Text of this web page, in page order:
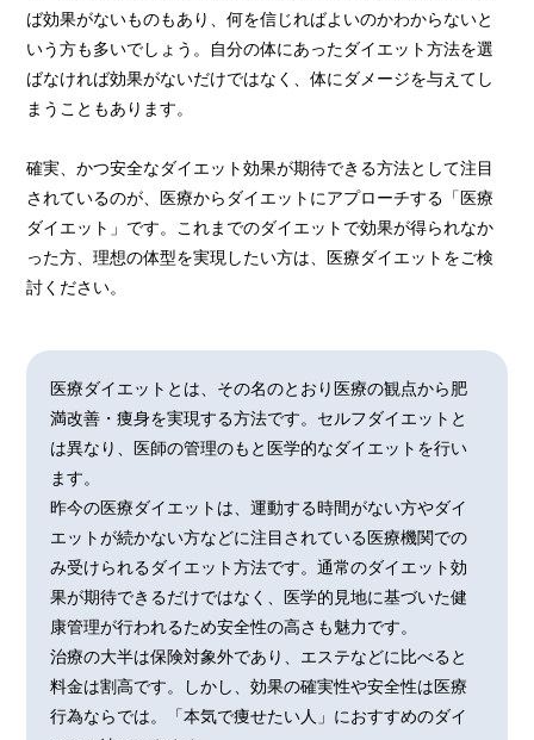
ば効果がないものもあり、何を信じればよいのかわからないと
いう方も多いでしょう。自分の体にあったダイエット方法を選
ばなければ効果がないだけではなく、体にダメージを与えてし
まうこともあります。
確実、かつ安全なダイエット効果が期待できる方法として注目
されているのが、医療からダイエットにアプローチする「医療
ダイエット」です。これまでのダイエットで効果が得られなか
った方、理想の体型を実現したい方は、医療ダイエットをご検
討ください。
医療ダイエットとは、その名のとおり医療の観点から肥
満改善・痩身を実現する方法です。セルフダイエットと
は異なり、医師の管理のもと医学的なダイエットを行い
ます。
昨今の医療ダイエットは、運動する時間がない方やダイ
エットが続かない方などに注目されている医療機関での
み受けられるダイエット方法です。通常のダイエット効
果が期待できるだけではなく、医学的見地に基づいた健
康管理が行われるため安全性の高さも魅力です。
治療の大半は保険対象外であり、エステなどに比べると
料金は割高です。しかし、効果の確実性や安全性は医療
行為ならでは。「本気で痩せたい人」におすすめのダイ